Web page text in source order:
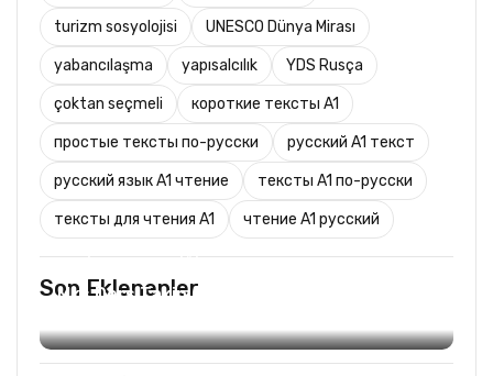
turizm sosyolojisi UNESCO Dünya Mirası
yabancılaşma yapısalcılık YDS Rusça
çoktan seçmeli короткие тексты A1
простые тексты по-русски русский A1 текст
русский язык A1 чтение тексты A1 по-русски
тексты для чтения A1 чтение A1 русский
Son Eklenenler
Mks Ders Takip (Turizm ve Mesleki Dersler